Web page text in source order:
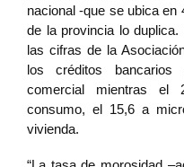
nacional -que se ubica en
de la provincia lo
las cifras de la
los créditos
comercial mientras el
consumo, el 15,6 a
vivienda.